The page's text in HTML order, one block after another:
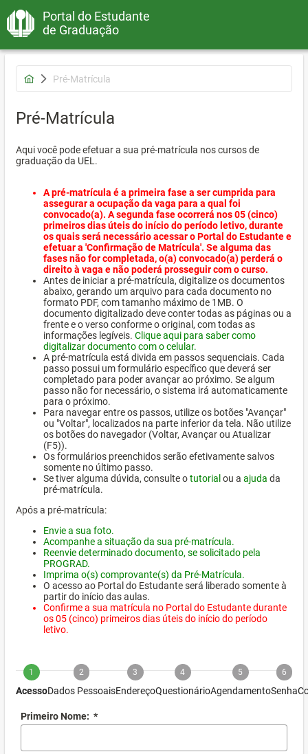
Portal do Estudante
de Graduação
Pré-Matrícula
Pré-Matrícula
Aqui você pode efetuar a sua pré-matrícula nos cursos de
graduação da UEL.
A pré-matrícula é a primeira fase a ser cumprida para
assegurar a ocupação da vaga para a qual foi
convocado(a). A segunda fase ocorrerá nos 05 (cinco)
primeiros dias úteis do início do período letivo, durante
os quais será necessário acessar o Portal do Estudante e
efetuar a 'Confirmação de Matrícula'. Se alguma das
fases não for completada, o(a) convocado(a) perderá o
direito à vaga e não poderá prosseguir com o curso.
Antes de iniciar a pré-matrícula, digitalize os documentos
abaixo, gerando um arquivo para cada documento no
formato PDF, com tamanho máximo de 1MB. O
documento digitalizado deve conter todas as páginas ou a
frente e o verso conforme o original, com todas as
informações legíveis. Clique aqui para saber como
digitalizar documento com o celular.
A pré-matrícula está divida em passos sequenciais. Cada
passo possui um formulário específico que deverá ser
completado para poder avançar ao próximo. Se algum
passo não for necessário, o sistema irá automaticamente
para o próximo.
Para navegar entre os passos, utilize os botões "Avançar"
ou "Voltar", localizados na parte inferior da tela. Não utilize
os botões do navegador (Voltar, Avançar ou Atualizar
(F5)).
Os formulários preenchidos serão efetivamente salvos
somente no último passo.
Se tiver alguma dúvida, consulte otutorial ou a ajuda da
pré-matrícula.
Após a pré-matrícula:
Envie a sua foto.
Acompanhe a situação da sua pré-matrícula.
Reenvie determinado documento, se solicitado pela
PROGRAD.
Imprima o(s) comprovante(s) da Pré-Matrícula.
O acesso ao Portal do Estudante será liberado somente à
partir do início das aulas.
Confirme a sua matrícula no Portal do Estudante durante
os 05 (cinco) primeiros dias úteis do início do período
letivo.
1
Acesso
2
Dados Pessoais
3
Endereço
4
Questionário
5
Agendamento
6
Senha
Primeiro Nome: *